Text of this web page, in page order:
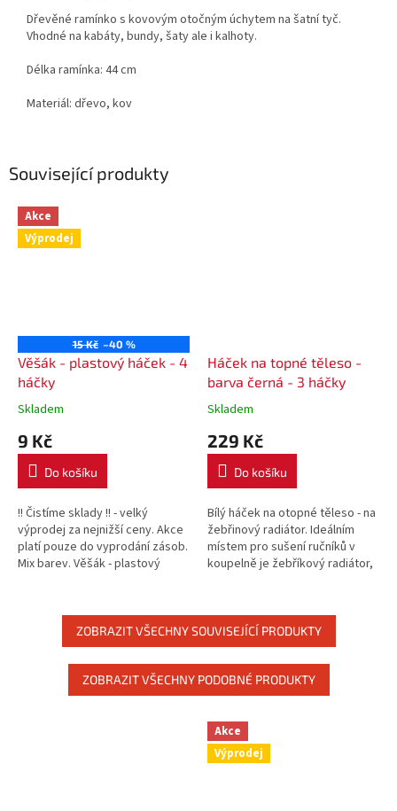
Dřevěné ramínko s kovovým otočným úchytem na šatní tyč.
Vhodné na kabáty, bundy, šaty ale i kalhoty.
Délka ramínka: 44 cm
Materiál: dřevo, kov
Související produkty
Akce
Výprodej
15 Kč –40 %
Věšák - plastový háček - 4
háčky
Skladem
9 Kč
Do košíku
!! Čistíme sklady !! - velký
výprodej za nejnižší ceny. Akce
platí pouze do vyprodání zásob.
Mix barev. Věšák - plastový
Háček na topné těleso -
barva černá - 3 háčky
Skladem
229 Kč
Do košíku
Bílý háček na otopné těleso - na
žebřinový radiátor. Ideálním
místem pro sušení ručníků v
koupelně je žebříkový radiátor,
ZOBRAZIT VŠECHNY SOUVISEJÍCÍ PRODUKTY
ZOBRAZIT VŠECHNY PODOBNÉ PRODUKTY
Akce
Výprodej